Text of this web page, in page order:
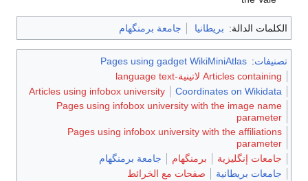
الكلمات الدالة: بريطانيا جامعة برمنگهام
تصنيفات:
Pages using gadget WikiMiniAtlas
Articles containing لاتينية-language text
Coordinates on Wikidata
Articles using infobox university
Pages using infobox university with the image name
parameter
Pages using infobox university with the affiliations
parameter
جامعات إنگليزية
برمنگهام
جامعة برمنگهام
جامعات بريطانية
صفحات مع الخرائط